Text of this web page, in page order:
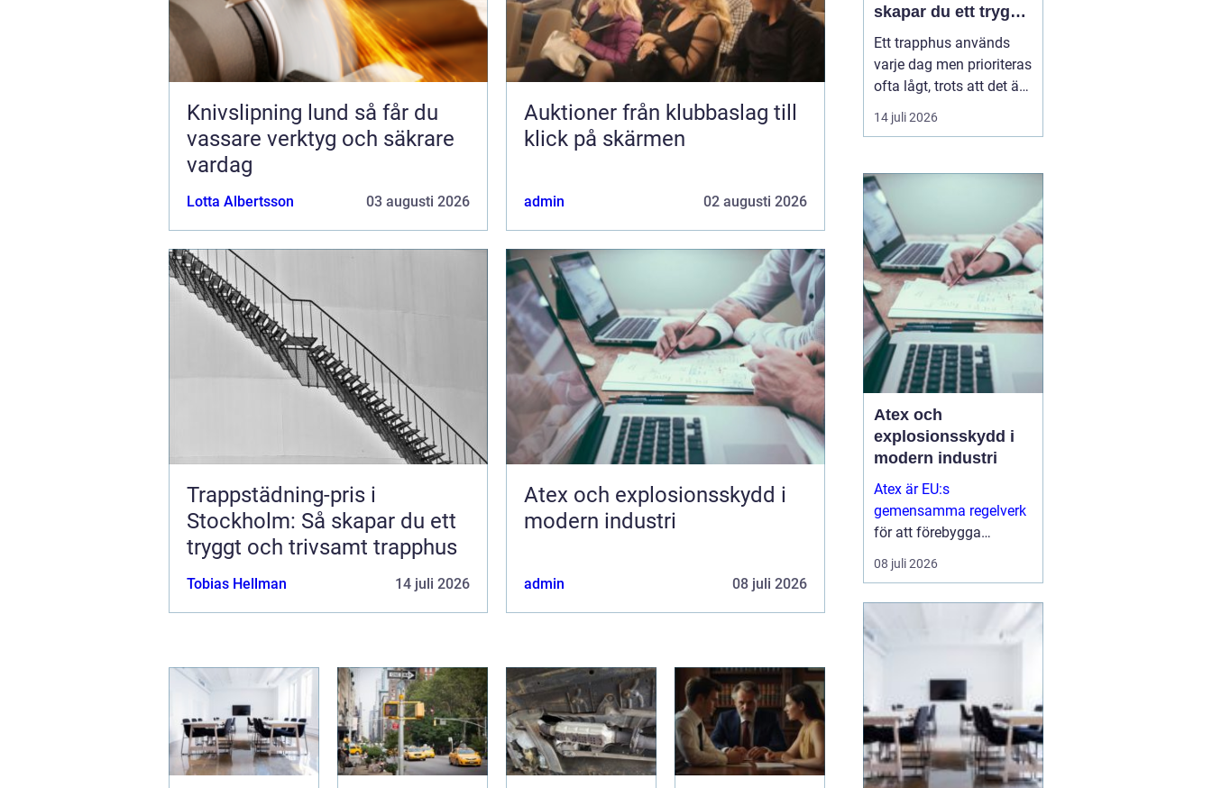
Knivslipning lund så får du
vassare verktyg och säkrare
vardag
Lotta Albertsson 03 augusti 2026
Auktioner från klubbaslag till
klick på skärmen
admin 02 augusti 2026
Trappstädning-pris i
Stockholm: Så skapar du ett
tryggt och trivsamt trapphus
Tobias Hellman 14 juli 2026
Atex och explosionsskydd i
modern industri
admin 08 juli 2026
skapar du ett tryggt
och trivsamt
trapphus
Ett trapphus används
varje dag men prioriteras
ofta lågt, trots att det är
det första som möter
både boende,
besökare. Genom
professionell
trappstädning i
Stockholm får
fastigheten ...
14 juli 2026
Atex och
explosionsskydd i
modern industri
Atex är EU:s
gemensamma regelverk
för att förebygga
explosioner i
arbetsmiljöer där
vätskor eller damm kan
skapa risker...
08 juli 2026